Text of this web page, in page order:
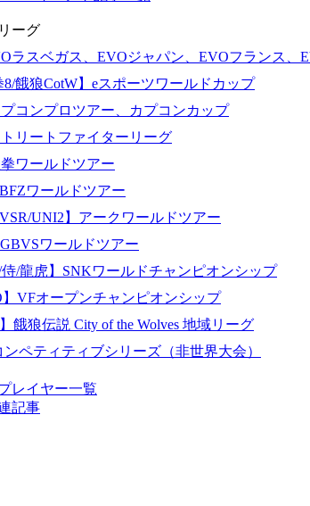
ーグ
ラスベガス、EVOジャパン、EVOフランス、
8/餓狼CotW】eスポーツワールドカップ
プコンプロツアー、カプコンカップ
トリートファイターリーグ
ワールドツアー
ワールドツアー
UNI2】アークワールドツアー
ワールドツアー
侍/龍虎】SNKワールドチャンピオンシップ
】VFオープンチャンピオンシップ
餓狼伝説 City of the Wolves 地域リーグ
ンペティティブシリーズ（非世界大会）
レイヤー一覧
記事